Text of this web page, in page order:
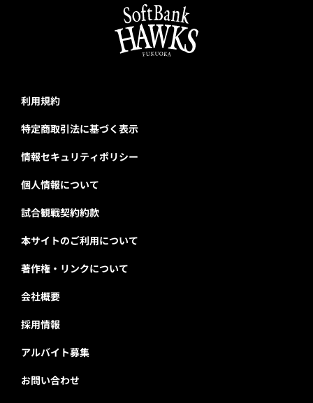
利用規約
特定商取引法に基づく表示
情報セキュリティポリシー
個人情報について
試合観戦契約約款
本サイトのご利用について
著作権・リンクについて
会社概要
採用情報
アルバイト募集
お問い合わせ